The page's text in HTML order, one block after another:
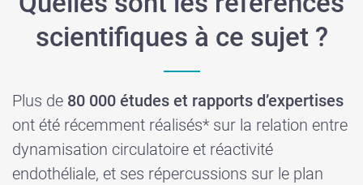
scientifiques à ce sujet ?
Plus de 80 000 études et rapports d’expertises
ont été récemment réalisés* sur la relation entre
dynamisation circulatoire et réactivité
endothéliale, et ses répercussions sur le plan